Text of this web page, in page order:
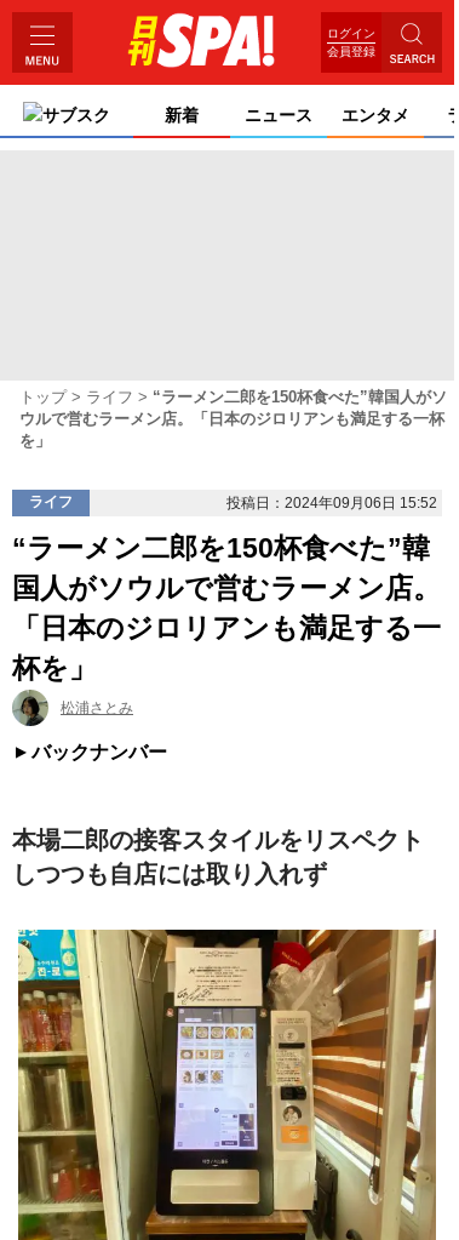
ログイン
会員登録
サブスク 新着 ニュース エンタメ
トップ ライフ
“ラーメン二郎を150杯食べた”韓国人がソ
ウルで営むラーメン店。「日本のジロリアンも満足する一杯
を」
ライフ 投稿日：2024年09月06日 15:52
“ラーメン二郎を150杯食べた”韓
国人がソウルで営むラーメン店。
「日本のジロリアンも満足する一
杯を」
松浦さとみ
バックナンバー
本場二郎の接客スタイルをリスペクト
しつつも自店には取り入れず